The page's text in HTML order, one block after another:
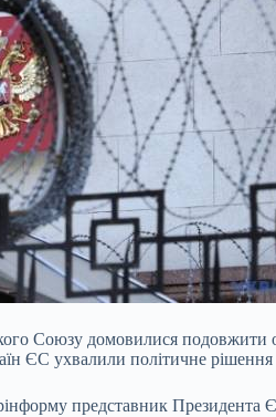
Союзу домовилися подовжити
ЄС ухвалили політичне
представник Президента